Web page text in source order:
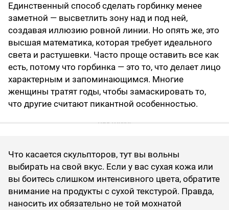
Единственный способ сделать горбинку менее
заметной — высветлить зону над и под ней,
создавая иллюзию ровной линии. Но опять же, это
высшая математика, которая требует идеального
света и растушевки. Часто проще оставить все как
есть, потому что горбинка — это то, что делает лицо
характерным и запоминающимся. Многие
женщины тратят годы, чтобы замаскировать то,
что другие считают пикантной особенностью.
Что касается скульпторов, тут вы вольны
выбирать на свой вкус. Если у вас сухая кожа или
вы боитесь слишком интенсивного цвета, обратите
внимание на продукты с сухой текстурой. Правда,
наносить их обязательно не той мохнатой